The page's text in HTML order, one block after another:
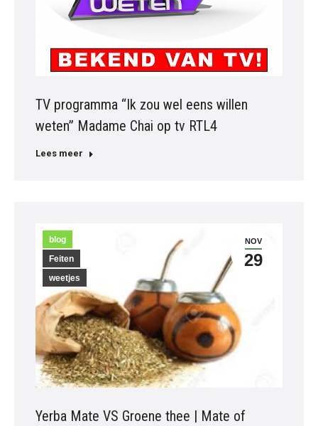
TV programma “Ik zou wel eens willen
weten” Madame Chai op tv RTL4
Lees meer
NOV
29
blog
Feiten
weetjes
Yerba Mate VS Groene thee | Mate of